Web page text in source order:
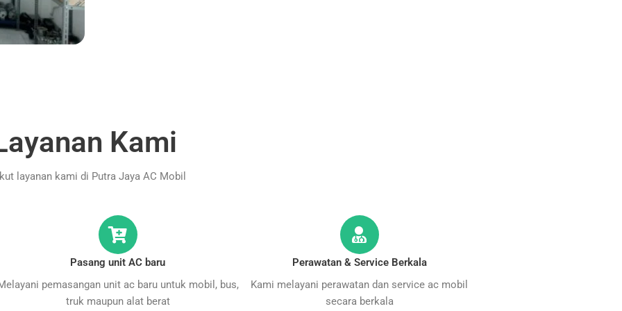
Kami
layanan kami di Putra Jaya AC Mobil
Pasang unit AC baru
pemasangan unit ac baru untuk mobil, bus,
truk maupun alat berat
Perawatan & Service Berkala
Kami melayani perawatan dan service ac mobil
secara berkala